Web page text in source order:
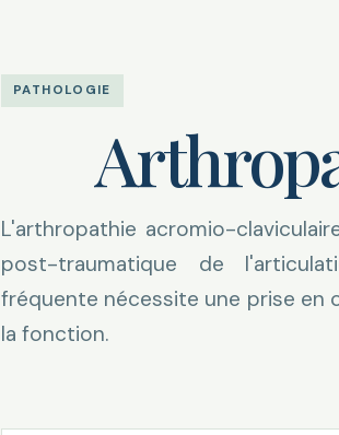
PATHOLOGIE
L'arthropathie acromio-
post-traumatique de
fréquente nécessite une prise en
la fonction.